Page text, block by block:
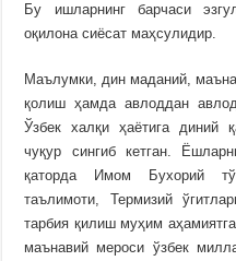
Бу ишларнинг барчаси
оқилона сиёсат маҳсулидир.
Маълумки, дин маданий,
қолиш ҳамда авлоддан
Ўзбек халқи ҳаётига диний
чуқур сингиб кетган.
қаторда Имом Бухорий
таълимоти, Термизий
тарбия қилиш муҳим
маънавий мероси ўзбек